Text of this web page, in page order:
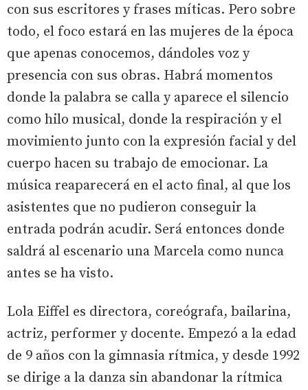
con sus escritores y frases míticas. Pero sobre
todo, el foco estará en las mujeres de la época
que apenas conocemos, dándoles voz y
presencia con sus obras. Habrá momentos
donde la palabra se calla y aparece el silencio
como hilo musical, donde la respiración y el
movimiento junto con la expresión facial y del
cuerpo hacen su trabajo de emocionar. La
música reaparecerá en el acto final, al que los
asistentes que no pudieron conseguir la
entrada podrán acudir. Será entonces donde
saldrá al escenario una Marcela como nunca
antes se ha visto.
Lola Eiffel es directora, coreógrafa, bailarina,
actriz, performer y docente. Empezó a la edad
de 9 años con la gimnasia rítmica, y desde 1992
se dirige a la danza sin abandonar la rítmica